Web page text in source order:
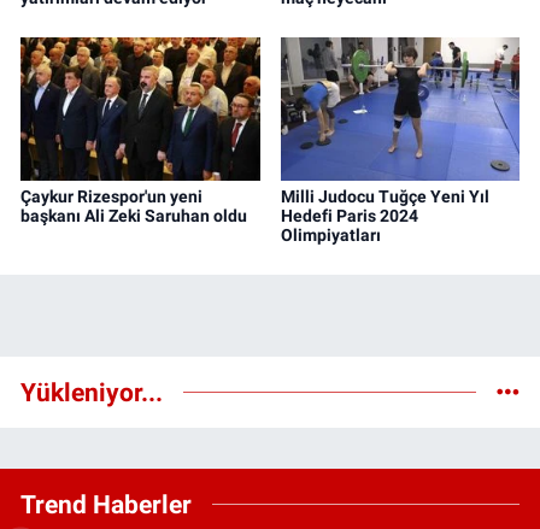
Çaykur Rizespor'un yeni
başkanı Ali Zeki Saruhan oldu
Milli Judocu Tuğçe Yeni Yıl
Hedefi Paris 2024
Olimpiyatları
Yükleniyor...
Trend Haberler